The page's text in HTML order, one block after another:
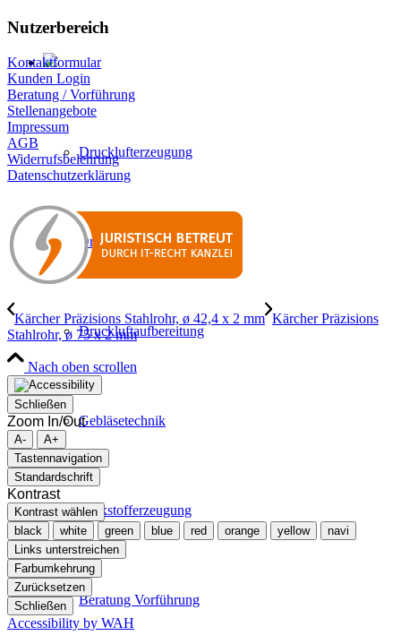
Drucklufterzeugung
Druckluftverteilung
Druckluftaufbereitung
Gebläsetechnik
Stickstofferzeugung
Beratung Vorführung
Nutzerbereich
Kontaktformular
Kunden Login
Beratung / Vorführung
Stellenangebote
Impressum
AGB
Widerrufsbelehrung
Datenschutzerklärung
Kärcher Präzisions Stahlrohr, ø 42,4 x 2 mm Kärcher Präzisions
Stahlrohr, ø 75 x 2 mm
Nach oben scrollen
Schließen
Zoom In/Out
A-
A+
Tastennavigation
Standardschrift
Kontrast
Kontrast wählen
black
white green blue red orange yellow
navi
Links unterstreichen
Farbumkehrung
Zurücksetzen
Schließen
Accessibility by WAH